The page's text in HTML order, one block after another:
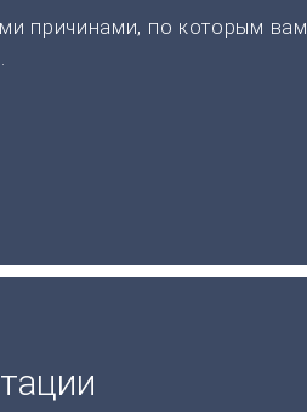
причинами, по которым вам